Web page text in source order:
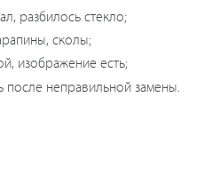
разбилось стекло;
сколы;
изображение есть;
после неправильной замены.